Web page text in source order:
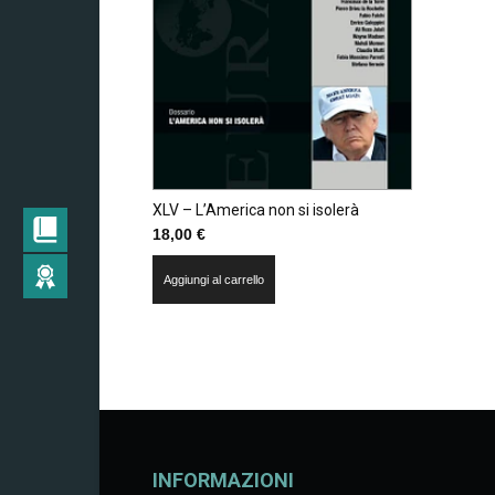
XLV – L’America non si isolerà
18,00 €
Aggiungi al carrello
INFORMAZIONI